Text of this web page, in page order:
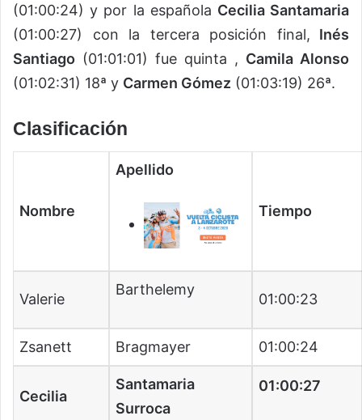
(01:00:24) y por la española Cecilia Santamaria
(01:00:27) con la tercera posición final, Inés
Santiago (01:01:01) fue quinta , Camila Alonso
(01:02:31) 18ª y Carmen Gómez (01:03:19) 26ª.
Clasificación
Nombre
Apellido
Tiempo
Valerie
Barthelemy
01:00:23
Zsanett Bragmayer 01:00:24
Cecilia
Santamaria
Surroca
01:00:27